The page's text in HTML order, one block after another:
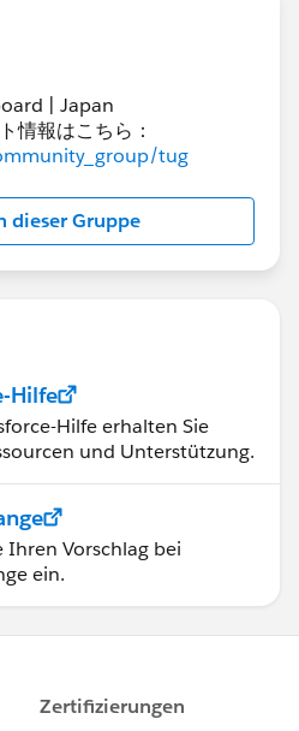
| Japan
情報はこちら：
tug
dieser Gruppe
Hilfe
Hilfe erhalten Sie
und Unterstützung.
Ihren Vorschlag bei
ein.